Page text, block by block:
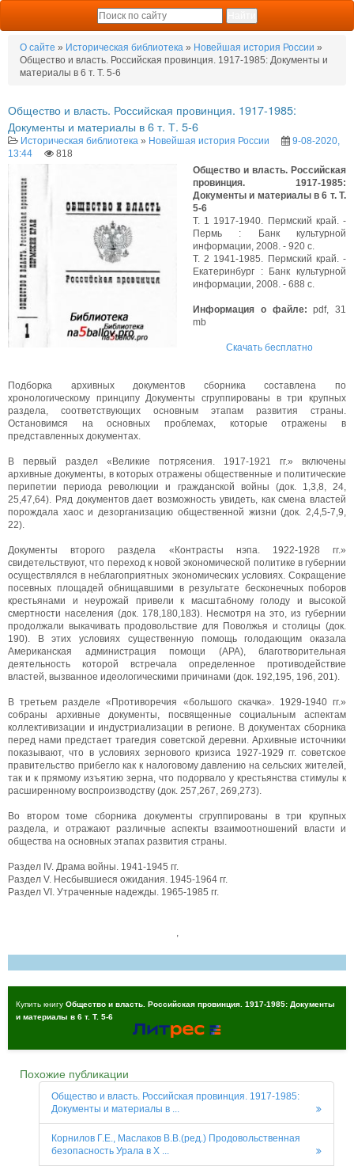
О сайте » Историческая библиотека » Новейшая история России »
Общество и власть. Российская провинция. 1917-1985: Документы и
материалы в 6 т. Т. 5-6
Общество и власть. Российская провинция. 1917-1985:
Документы и материалы в 6 т. Т. 5-6
Историческая библиотека » Новейшая история России
9-08-2020,
13:44
818
Общество и власть. Российская
провинция. 1917-1985:
Документы и материалы в 6 т. Т.
5-6
Т. 1 1917-1940. Пермский край. -
Пермь : Банк культурной
информации, 2008. - 920 с.
Т. 2 1941-1985. Пермский край. -
Екатеринбург : Банк культурной
информации, 2008. - 688 с.
Информация о файле: pdf, 31
mb
Скачать бесплатно
Подборка архивных документов сборника составлена по
хронологическому принципу Документы сгруппированы в три крупных
раздела, соответствующих основным этапам развития страны.
Остановимся на основных проблемах, которые отражены в
представленных документах.
В первый раздел «Великие потрясения. 1917-1921 гг.» включены
архивные документы, в которых отражены общественные и политические
перипетии периода революции и гражданской войны (док. 1,3,8, 24,
25,47,64). Ряд документов дает возможность увидеть, как смена властей
порождала хаос и дезорганизацию общественной жизни (док. 2,4,5-7,9,
22).
Документы второго раздела «Контрасты нэпа. 1922-1928 гг.»
свидетельствуют, что переход к новой экономической политике в губернии
осуществлялся в неблагоприятных экономических условиях. Сокращение
посевных площадей обнищавшими в результате бесконечных поборов
крестьянами и неурожай привели к масштабному голоду и высокой
смертности населения (док. 178,180,183). Несмотря на это, из губернии
продолжали выкачивать продовольствие для Поволжья и столицы (док.
190). В этих условиях существенную помощь голодающим оказала
Американская администрация помощи (АРА), благотворительная
деятельность которой встречала определенное противодействие
властей, вызванное идеологическими причинами (док. 192,195, 196, 201).
В третьем разделе «Противоречия «большого скачка». 1929-1940 гг.»
собраны архивные документы, посвященные социальным аспектам
коллективизации и индустриализации в регионе. В документах сборника
перед нами предстает трагедия советской деревни. Архивные источники
показывают, что в условиях зернового кризиса 1927-1929 гг. советское
правительство прибегло как к налоговому давлению на сельских жителей,
так и к прямому изъятию зерна, что подорвало у крестьянства стимулы к
расширенному воспроизводству (док. 257,267, 269,273).
Во втором томе сборника документы сгруппированы в три крупных
раздела, и отражают различные аспекты взаимоотношений власти и
общества на основных этапах развития страны.
Раздел IV. Драма войны. 1941-1945 гг.
Раздел V. Несбывшиеся ожидания. 1945-1964 гг.
Раздел VI. Утраченные надежды. 1965-1985 гг.
,
Купить книгу Общество и власть. Российская провинция. 1917-1985: Документы
и материалы в 6 т. Т. 5-6
Похожие публикации
Общество и власть. Российская провинция. 1917-1985:
Документы и материалы в ...
Корнилов Г.Е., Маслаков В.В.(ред.) Продовольственная
безопасность Урала в X ...